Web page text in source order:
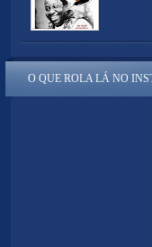
O QUE ROLA LÁ NO